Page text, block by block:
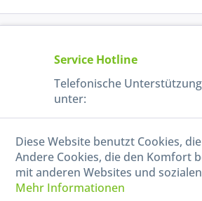
Service Hotline
Telefonische
unter:
040-880 99 770
Mo-Fr, 09:00 - 15:00 Uhr
Diese Website benutzt Cookies,
Andere Cookies, die den Komfort
mit anderen Websites und
Mehr Informationen